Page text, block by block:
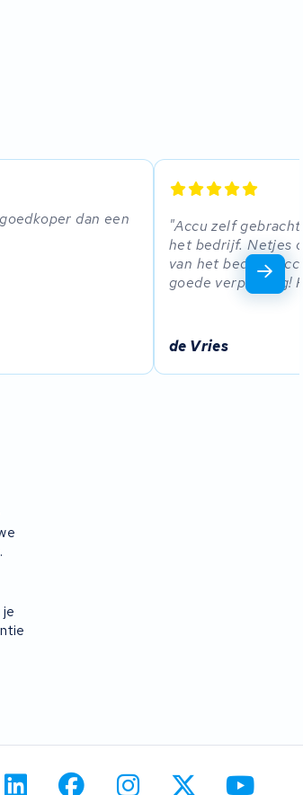
dan een
Accu zelf
het bedrijf. Netjes
van het bedrijf.
goede verpakking!
de Vries